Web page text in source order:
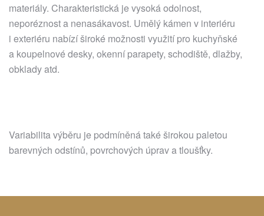
materiály. Charakteristická je vysoká odolnost,
neporéznost a nenasákavost. Umělý kámen v interiéru
i exteriéru nabízí široké možnosti využití pro kuchyňské
a koupelnové desky, okenní parapety, schodiště, dlažby,
obklady atd.
Variabilita výběru je podmíněná také širokou paletou
barevných odstínů, povrchových úprav a tloušťky.